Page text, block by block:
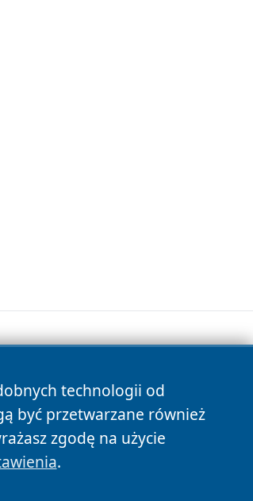
technologii od
być przetwarzane również
zgodę na użycie
.